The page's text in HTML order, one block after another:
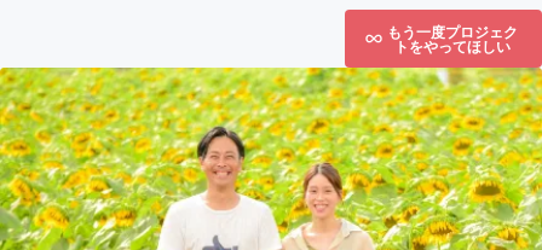
もう一度プロジェク
トをやってほしい